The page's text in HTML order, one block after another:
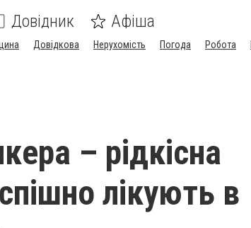
Довідник Афіша
Довідкова Нерухомість Погода Робота
– рідкісна
лікують в